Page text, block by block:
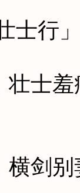
行
士羞
剑别